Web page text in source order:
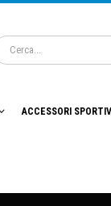
ACCESSORI SPORTIVI